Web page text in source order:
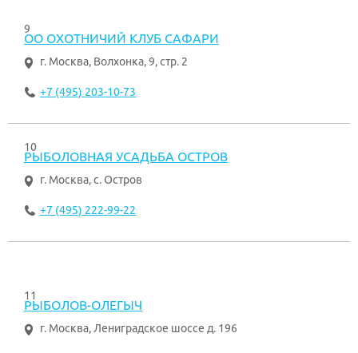
9
ОО ОХОТНИЧИЙ КЛУБ САФАРИ
г. Москва, Волхонка, 9, стр. 2
+7 (495) 203-10-73
10
РЫБОЛОВНАЯ УСАДЬБА ОСТРОВ
г. Москва,с. Остров
+7 (495) 222-99-22
11
РЫБОЛОВ-ОЛЕГЫЧ
г. Москва,Лениградское шоссе д. 196